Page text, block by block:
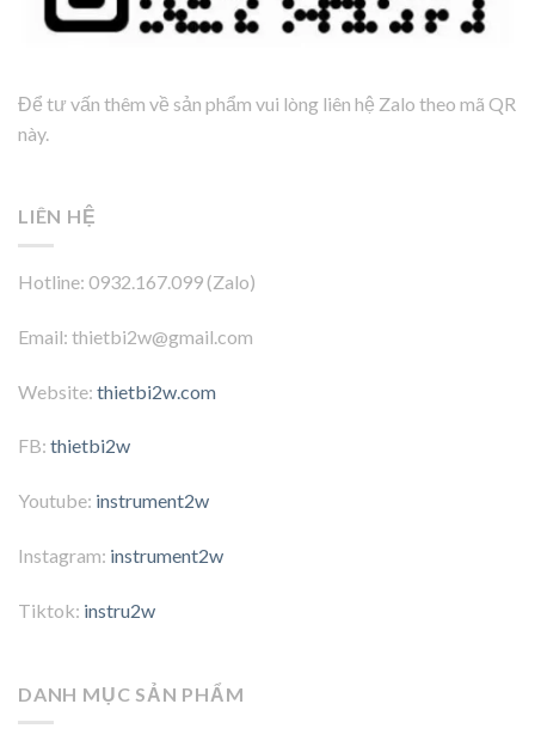
Để tư vấn thêm về sản phẩm vui lòng liên hệ Zalo theo mã QR
này.
LIÊN HỆ
Hotline: 0932.167.099 (Zalo)
Email: thietbi2w@gmail.com
Website: thietbi2w.com
FB: thietbi2w
Youtube: instrument2w
Instagram: instrument2w
Tiktok: instru2w
DANH MỤC SẢN PHẨM